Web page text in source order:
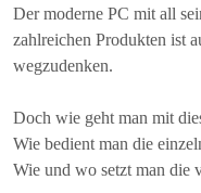
Der moderne PC mit all
zahlreichen Produkten ist
wegzudenken.
Doch wie geht man mit
Wie bedient man die
Wie und wo setzt man die